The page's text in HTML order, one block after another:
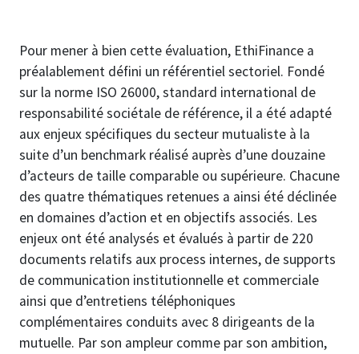
Pour mener à bien cette évaluation, EthiFinance a
préalablement défini un référentiel sectoriel. Fondé
sur la norme ISO 26000, standard international de
responsabilité sociétale de référence, il a été adapté
aux enjeux spécifiques du secteur mutualiste à la
suite d’un benchmark réalisé auprès d’une douzaine
d’acteurs de taille comparable ou supérieure. Chacune
des quatre thématiques retenues a ainsi été déclinée
en domaines d’action et en objectifs associés. Les
enjeux ont été analysés et évalués à partir de 220
documents relatifs aux process internes, de supports
de communication institutionnelle et commerciale
ainsi que d’entretiens téléphoniques
complémentaires conduits avec 8 dirigeants de la
mutuelle. Par son ampleur comme par son ambition,